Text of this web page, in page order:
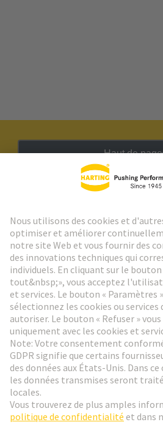
Haut de page
Aller à l'inscription
Social Media
France Français